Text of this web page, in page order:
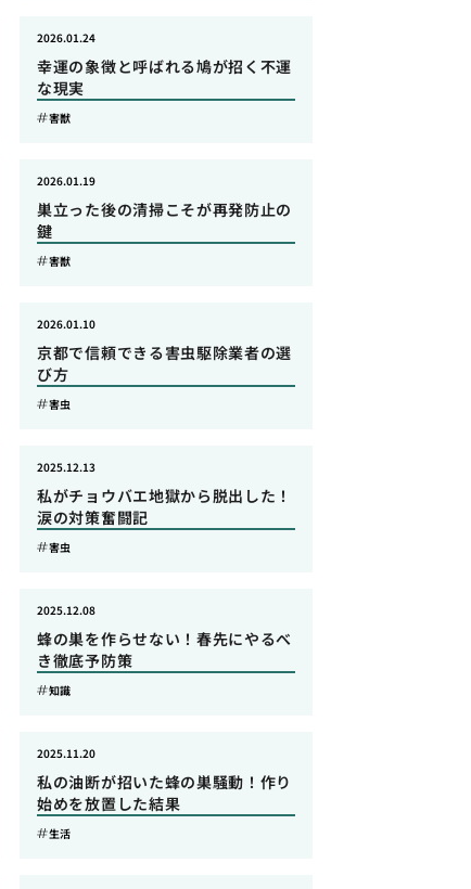
幸運の象徴と呼ばれる鳩が招く不運
な現実
2026.01.24
害獣
巣立った後の清掃こそが再発防止の
鍵
2026.01.19
害獣
京都で信頼できる害虫駆除業者の選
び方
2026.01.10
害虫
私がチョウバエ地獄から脱出した！
涙の対策奮闘記
2025.12.13
害虫
蜂の巣を作らせない！春先にやるべ
き徹底予防策
2025.12.08
知識
私の油断が招いた蜂の巣騒動！作り
始めを放置した結果
2025.11.20
生活